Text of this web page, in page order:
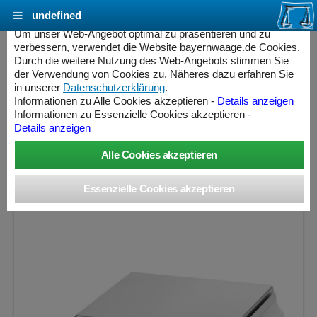
SARTORIUS BCE5201i-1CEU Entris® II
Präzisionswaage - interne Justierung - geeicht
ab Werk
Wägebereich: 5200 g, Ablesbarkeit: 0,1 g, Eichschritt: 0,1 g,
Cookie Einstellungen - bayernwaage.de
Um unser Web-Angebot optimal zu präsentieren und zu
verbessern, verwendet die Website bayernwaage.de Cookies.
Durch die weitere Nutzung des Web-Angebots stimmen Sie
der Verwendung von Cookies zu. Näheres dazu erfahren Sie
in unserer Datenschutzerklärung.
Informationen zu Alle Cookies akzeptieren - Details anzeigen
Informationen zu Essenzielle Cookies akzeptieren -
Details anzeigen
undefined